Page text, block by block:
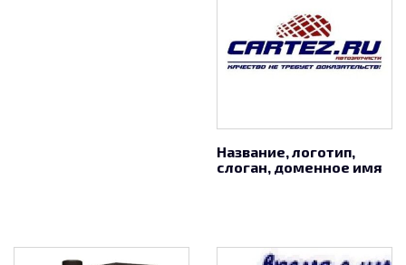
Название, логотип,
слоган, доменное имя